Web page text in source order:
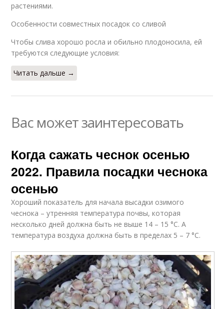
растениями.
Особенности совместных посадок со сливой
Чтобы слива хорошо росла и обильно плодоносила, ей
требуются следующие условия:
Читать дальше →
Вас может заинтересовать
Когда сажать чеснок осенью
2022. Правила посадки чеснока
осенью
Хороший показатель для начала высадки озимого
чеснока – утренняя температура почвы, которая
несколько дней должна быть не выше 14 – 15 °С. А
температура воздуха должна быть в пределах 5 – 7 °С.